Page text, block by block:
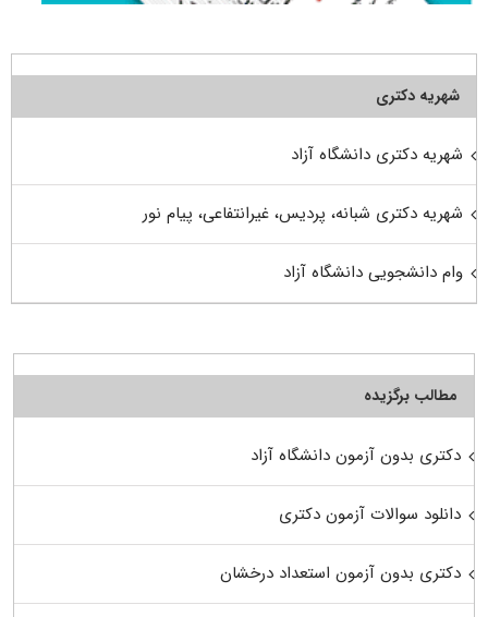
شهریه دکتری
شهریه دکتری دانشگاه آزاد
شهریه دکتری شبانه، پردیس، غیرانتفاعی، پیام نور
وام دانشجویی دانشگاه آزاد
مطالب برگزیده
دکتری بدون آزمون دانشگاه آزاد
دانلود سوالات آزمون دکتری
دکتری بدون آزمون استعداد درخشان